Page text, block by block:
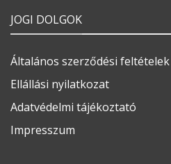
JOGI DOLGOK
Általános szerződési feltételek
Ellállási nyilatkozat
Adatvédelmi tájékoztató
Impresszum